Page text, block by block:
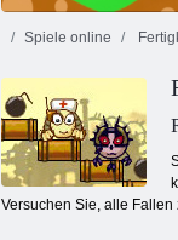
Spiele online
Versuchen Sie, alle